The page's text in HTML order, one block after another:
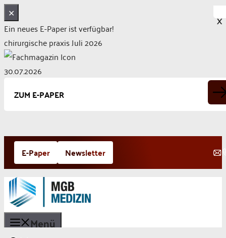
✕
Ein neues E-Paper ist verfügbar!
chirurgische praxis Juli 2026
30.07.2026
ZUM E-PAPER
Zum
Inhalt
springen
E-Paper Newsletter
Menü
X